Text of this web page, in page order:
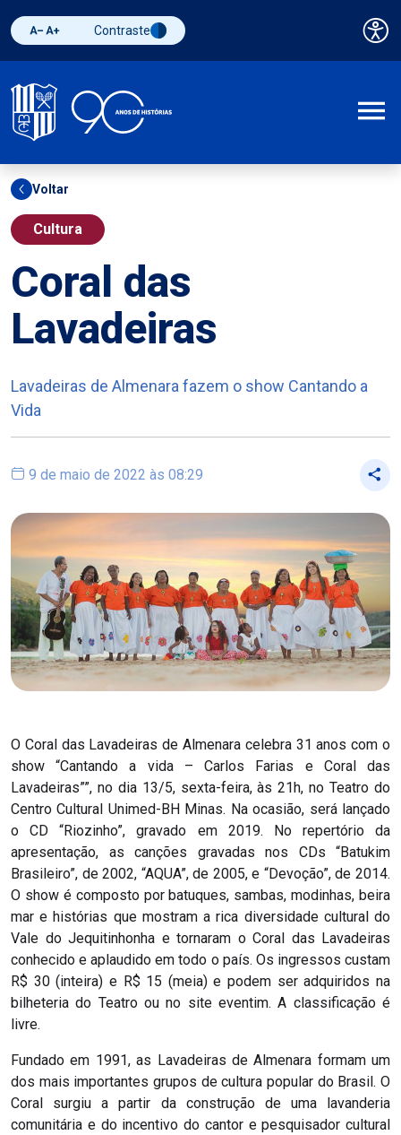
Diminuir fonte
Aumentar fonteAlternar contraste
Contraste
Voltar
Cultura
Coral das
Lavadeiras
Lavadeiras de Almenara fazem o show Cantando a
Vida
9 de maio de 2022 às 08:29
O Coral das Lavadeiras de Almenara celebra 31 anos com o
show “Cantando a vida – Carlos Farias e Coral das
Lavadeiras””, no dia 13/5, sexta-feira, às 21h, no Teatro do
Centro Cultural Unimed-BH Minas. Na ocasião, será lançado
o CD “Riozinho”, gravado em 2019. No repertório da
apresentação, as canções gravadas nos CDs “Batukim
Brasileiro”, de 2002, “AQUA”, de 2005, e “Devoção”, de 2014.
O show é composto por batuques, sambas, modinhas, beira
mar e histórias que mostram a rica diversidade cultural do
Vale do Jequitinhonha e tornaram o Coral das Lavadeiras
conhecido e aplaudido em todo o país. Os ingressos custam
R$ 30 (inteira) e R$ 15 (meia) e podem ser adquiridos na
bilheteria do Teatro ou no site eventim. A classificação é
livre.
Fundado em 1991, as Lavadeiras de Almenara formam um
dos mais importantes grupos de cultura popular do Brasil. O
Coral surgiu a partir da construção de uma lavanderia
comunitária e do incentivo do cantor e pesquisador cultural